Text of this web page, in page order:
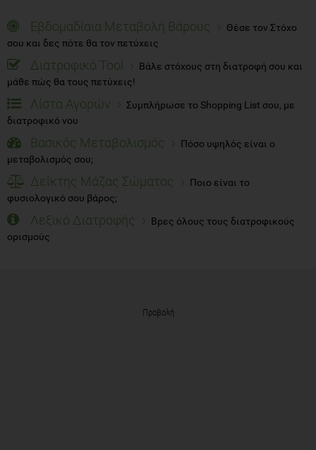
Εβδομαδίαια Μεταβολή Βάρους
Θέσε τον Στόχο
σου και δες πότε θα τον πετύχεις
Διατροφικό Tool
Βάλε στόχους στη διατροφή σου και
μάθε πώς θα τους πετύχεις!
Λίστα Αγορών
Συμπλήρωσε το Shopping List σου, με
διατροφικό νου
Βασικός Μεταβολισμός
Πόσο υψηλός είναι ο
μεταβολισμός σου;
Δείκτης Μάζας Σώματος
Ποιο είναι το
φυσιολογικό σου βάρος;
Λεξικό Διατροφής
Βρες όλους τους διατροφικούς
ορισμούς
Προβολή